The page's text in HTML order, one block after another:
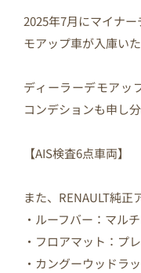
2025年7月にマイナ
モアップ車が入庫い
ディーラーデモアッ
コンデションも申し
【AIS検査6点車両】
また、RENAULT純
・ルーフバー：マル
・フロアマット：プ
・カングーウッドラ